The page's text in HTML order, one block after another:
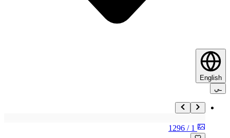
English
ـي
1
/
1296